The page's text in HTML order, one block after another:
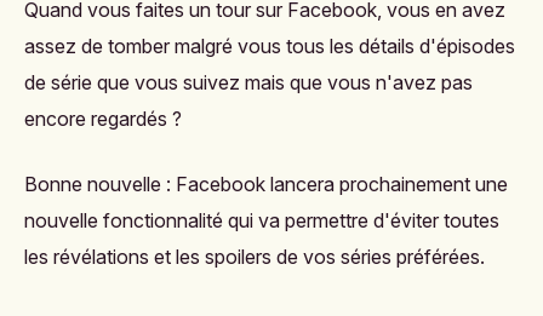
Quand vous faites un tour sur Facebook, vous en avez
assez de tomber malgré vous tous les détails d'épisodes
de série que vous suivez mais que vous n'avez pas
encore regardés ?
Bonne nouvelle : Facebook lancera prochainement une
nouvelle fonctionnalité qui va permettre d'éviter toutes
les révélations et les spoilers de vos séries préférées.